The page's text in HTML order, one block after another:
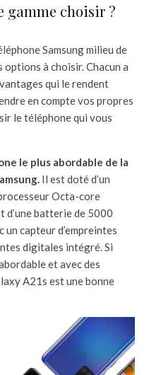
gamme choisir ?
Samsung milieu de
options à choisir. Chacun a
qui le rendent
en compte vos propres
le téléphone qui vous
le plus abordable de la
Il est doté d’un
Octa-core
d’une batterie de 5000
capteur d’empreintes
digitales intégré. Si
et avec des
A21s est une bonne